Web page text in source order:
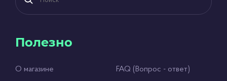
Полезно
О магазине FAQ (Вопрос - ответ)